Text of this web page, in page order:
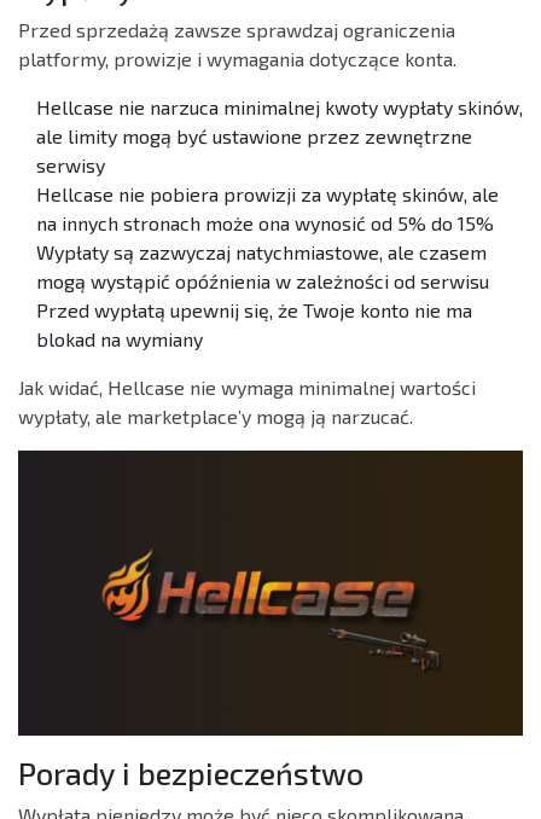
Przed sprzedażą zawsze sprawdzaj ograniczenia
platformy, prowizje i wymagania dotyczące konta.
Hellcase nie narzuca minimalnej kwoty wypłaty skinów,
ale limity mogą być ustawione przez zewnętrzne
serwisy
Hellcase nie pobiera prowizji za wypłatę skinów, ale
na innych stronach może ona wynosić od 5% do 15%
Wypłaty są zazwyczaj natychmiastowe, ale czasem
mogą wystąpić opóźnienia w zależności od serwisu
Przed wypłatą upewnij się, że Twoje konto nie ma
blokad na wymiany
Jak widać, Hellcase nie wymaga minimalnej wartości
wypłaty, ale marketplace’y mogą ją narzucać.
Porady i bezpieczeństwo